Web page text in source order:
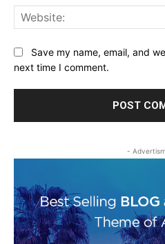
Save my name, email, and
next time I comment.
-